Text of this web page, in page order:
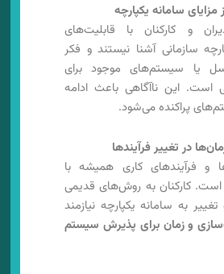
و کارکنان با قابلیت‌های
سازمانی آشنا نیستند و فکر
یا سیستم‌های موجود برای
است. این ناآگاهی باعث ادامه
پراکنده می‌شود.
و فرآیندهای کاری همیشه با
کارکنان به روش‌های قدیمی
به سامانه یکپارچه نیازمند
و زمان برای پذیرش سیستم